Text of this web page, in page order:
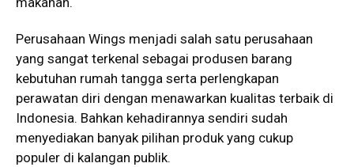
Perusahaan Wings menjadi salah satu perusahaan
yang sangat terkenal sebagai produsen barang
kebutuhan rumah tangga serta perlengkapan
perawatan diri dengan menawarkan kualitas terbaik di
Indonesia. Bahkan kehadirannya sendiri sudah
menyediakan banyak pilihan produk yang cukup
populer di kalangan publik.